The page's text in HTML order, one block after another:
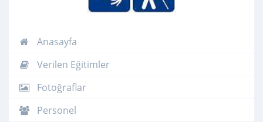
Anasayfa
Verilen Eğitimler
Fotoğraflar
Personel